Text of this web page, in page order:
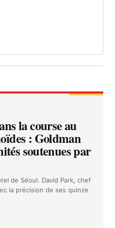
la course au
: Goldman
soutenues par
de Séoul. David Park, chef
la précision de ses quinze